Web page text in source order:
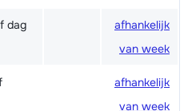
dag
afhankelijk
van week
afhankelijk
van week